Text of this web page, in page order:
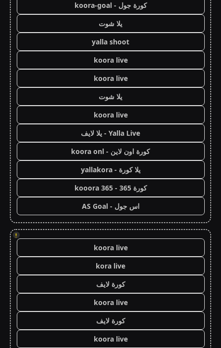
كورة جول - koora-goal
يلا شوت
yalla shoot
koora live
koora live
يلا شوت
koora live
Yalla Live - يلا لايف
كورة اون لاين - koora onl
يلا كورة - yallakora
كورة 365 - kooora 365
اس جول - AS Goal
!
koora live
kora live
كورة لايف
koora live
كورة لايف
koora live